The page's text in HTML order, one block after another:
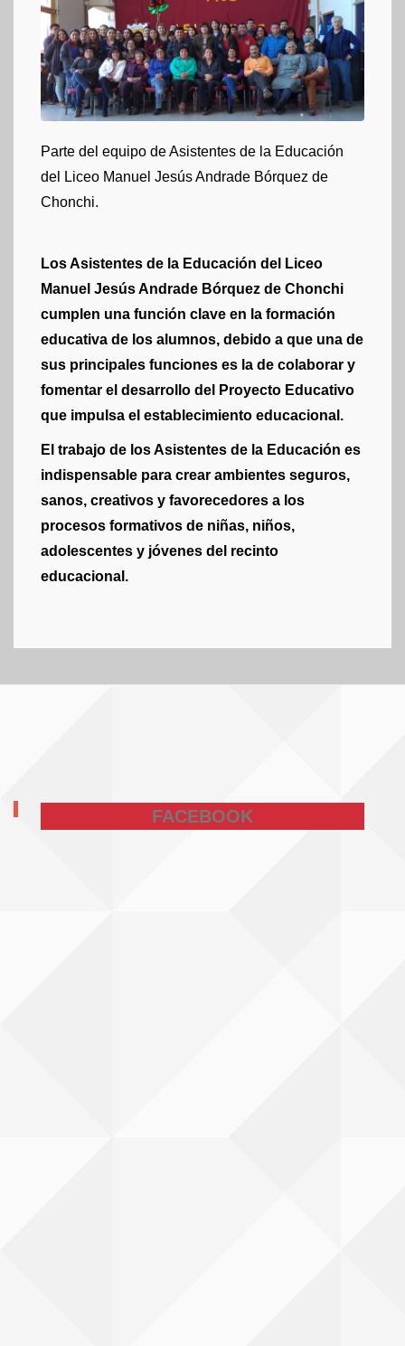
Parte del equipo de Asistentes de la Educación
del Liceo Manuel Jesús Andrade Bórquez de
Chonchi.
Los Asistentes de la Educación del Liceo
Manuel Jesús Andrade Bórquez de Chonchi
cumplen una función clave en la formación
educativa de los alumnos, debido a que una de
sus principales funciones es la de colaborar y
fomentar el desarrollo del Proyecto Educativo
que impulsa el establecimiento educacional.
El trabajo de los Asistentes de la Educación es
indispensable para crear ambientes seguros,
sanos, creativos y favorecedores a los
procesos formativos de niñas, niños,
adolescentes y jóvenes del recinto
educacional.
FACEBOOK